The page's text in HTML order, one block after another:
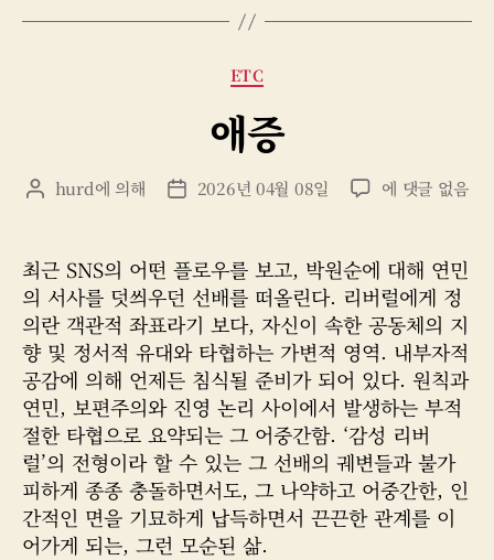
카
테
고
리
ETC
애증
게
작
성
자
hurd에 의해
게
날
짜
2026년 04월 08일
애
에 댓글 없음
최근 SNS의 어떤 플로우를 보고, 박원순에 대해 연민
의 서사를 덧씌우던 선배를 떠올린다. 리버럴에게 정
의란 객관적 좌표라기 보다, 자신이 속한 공동체의 지
향 및 정서적 유대와 타협하는 가변적 영역. 내부자적
공감에 의해 언제든 침식될 준비가 되어 있다. 원칙과
연민, 보편주의와 진영 논리 사이에서 발생하는 부적
절한 타협으로 요약되는 그 어중간함. ‘감성 리버
럴’의 전형이라 할 수 있는 그 선배의 궤변들과 불가
피하게 종종 충돌하면서도, 그 나약하고 어중간한, 인
간적인 면을 기묘하게 납득하면서 끈끈한 관계를 이
어가게 되는, 그런 모순된 삶.